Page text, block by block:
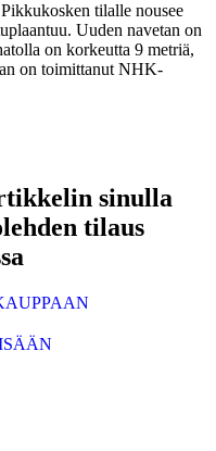
tilalle nousee
Uuden navetan on
on korkeutta 9 metriä,
on toimittanut NHK-
sinulla
tilaus